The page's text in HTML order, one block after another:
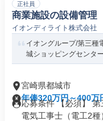
正社員
商業施設の設備管理
イオンディライト株式会社
イオングループ/第三種
城ショッピングセンター
宮崎県都城市
年俸320万円～400万
応募条件 【必須】
電気工事士（電工2種